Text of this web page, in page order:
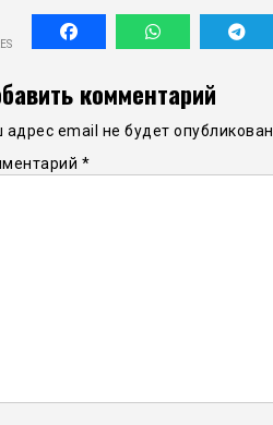
комментарий
email не будет опубликован.
*